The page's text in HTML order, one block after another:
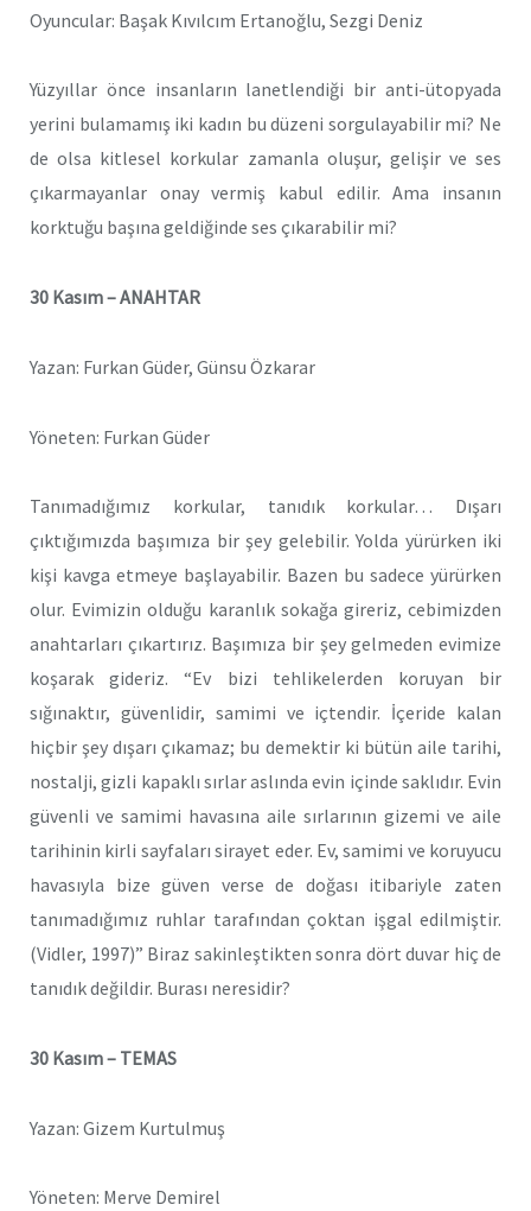
Oyuncular: Başak Kıvılcım Ertanoğlu, Sezgi Deniz
Yüzyıllar önce insanların lanetlendiği bir anti-ütopyada
yerini bulamamış iki kadın bu düzeni sorgulayabilir mi? Ne
de olsa kitlesel korkular zamanla oluşur, gelişir ve ses
çıkarmayanlar onay vermiş kabul edilir. Ama insanın
korktuğu başına geldiğinde ses çıkarabilir mi?
30 Kasım – ANAHTAR
Yazan: Furkan Güder, Günsu Özkarar
Yöneten: Furkan Güder
Tanımadığımız korkular, tanıdık korkular… Dışarı
çıktığımızda başımıza bir şey gelebilir. Yolda yürürken iki
kişi kavga etmeye başlayabilir. Bazen bu sadece yürürken
olur. Evimizin olduğu karanlık sokağa gireriz, cebimizden
anahtarları çıkartırız. Başımıza bir şey gelmeden evimize
koşarak gideriz.“Ev bizi tehlikelerden koruyan bir
sığınaktır, güvenlidir, samimi ve içtendir. İçeride kalan
hiçbir şey dışarı çıkamaz; bu demektir ki bütün aile tarihi,
nostalji, gizli kapaklı sırlar aslında evin içinde saklıdır. Evin
güvenli ve samimi havasına aile sırlarının gizemi ve aile
tarihinin kirli sayfaları sirayet eder. Ev, samimi ve koruyucu
havasıyla bize güven verse de doğası itibariyle zaten
tanımadığımız ruhlar tarafından çoktan işgal edilmiştir.
(Vidler, 1997)” Biraz sakinleştikten sonra dört duvar hiç de
tanıdık değildir. Burası neresidir?
30 Kasım – TEMAS
Yazan: Gizem Kurtulmuş
Yöneten: Merve Demirel